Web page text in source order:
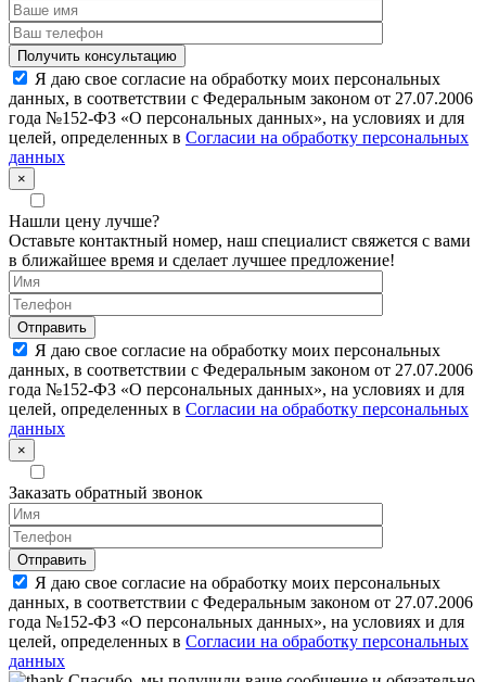
Я даю свое согласие на обработку моих персональных
данных, в соответствии с Федеральным законом от 27.07.2006
года №152-ФЗ «О персональных данных», на условиях и для
целей, определенных в Согласии на обработку персональных
данных
×
Нашли цену лучше?
Оставьте контактный номер, наш специалист свяжется с вами
в ближайшее время и сделает лучшее предложение!
Я даю свое согласие на обработку моих персональных
данных, в соответствии с Федеральным законом от 27.07.2006
года №152-ФЗ «О персональных данных», на условиях и для
целей, определенных в Согласии на обработку персональных
данных
×
Заказать обратный звонок
Я даю свое согласие на обработку моих персональных
данных, в соответствии с Федеральным законом от 27.07.2006
года №152-ФЗ «О персональных данных», на условиях и для
целей, определенных в Согласии на обработку персональных
данных